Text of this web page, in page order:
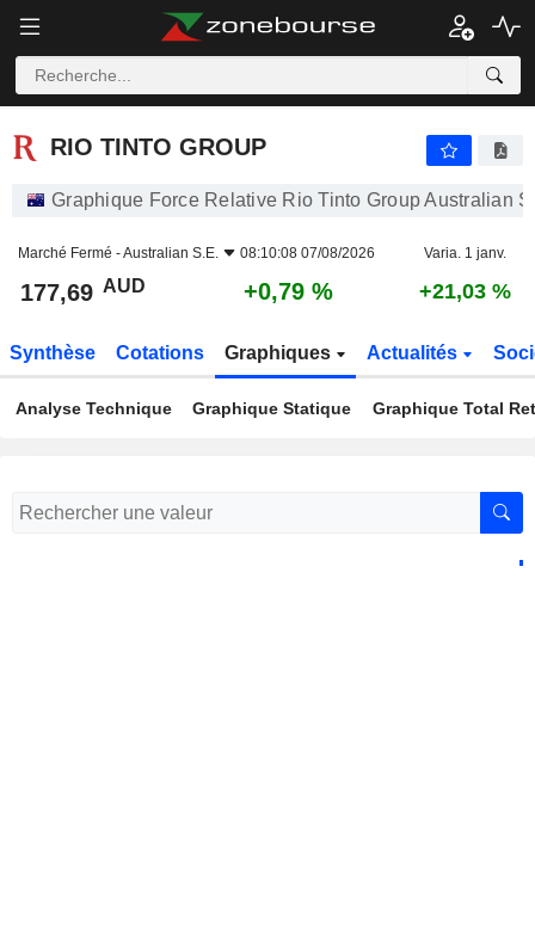
RIO TINTO GROUP
RIO TINTO GROUP
Graphique Force Relative Rio Tinto Group Australian
Marché Fermé -Australian S.E. 08:10:08 07/08/2026 Varia. 1 janv.
177,69 AUD +0,79 % +21,03 %
Synthèse Cotations Graphiques Actualités
Analyse Technique Graphique Statique Graphique Total